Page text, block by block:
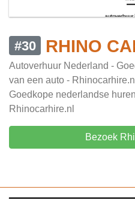
#30 RHINO
Autoverhuur Nederland -
van een auto -
Goedkope nederlandse
Rhinocarhire.nl
Bezoek